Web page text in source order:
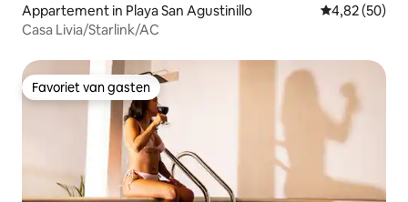
Appartement in Playa San Agustinillo Gemiddelde
4,82 (50)
Casa Livia/Starlink/AC
Favoriet van gasten
Favoriet van gasten